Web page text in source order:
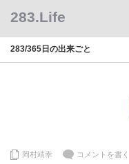
283/365日の出来ごと
岡村靖幸 コメントを書く